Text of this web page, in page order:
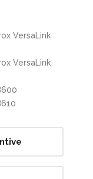
VersaLink
VersaLink